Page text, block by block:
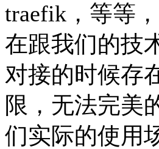
traefik，等等
在跟我们的技
对接的时候存
限，无法完美
们实际的使用